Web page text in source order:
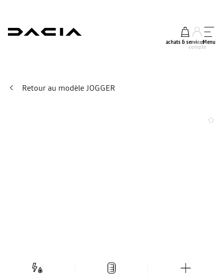
achats & services
mon
compte
Menu
Retour au modèle JOGGER